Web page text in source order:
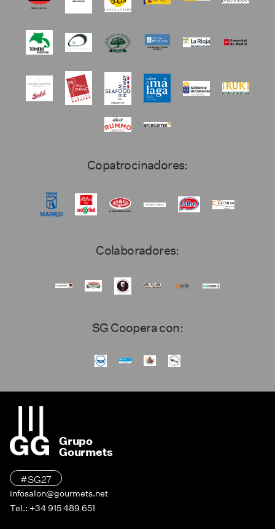
Copatrocinadores:
Colaboradores:
SG Coopera con:
Grupo
Gourmets
#SG27
infosalon@gourmets.net
Tel.: +34 915 489 651